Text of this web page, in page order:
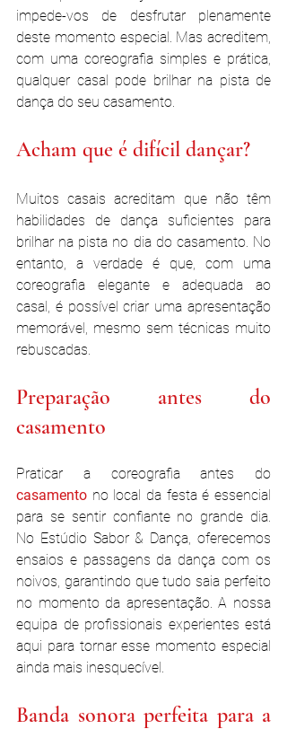
impede-vos de desfrutar plenamente
deste momento especial. Mas acreditem,
com uma coreografia simples e prática,
qualquer casal pode brilhar na pista de
dança do seu casamento.
Acham que é difícil dançar?
Muitos casais acreditam que não têm
habilidades de dança suficientes para
brilhar na pista no dia do casamento. No
entanto, a verdade é que, com uma
coreografia elegante e adequada ao
casal, é possível criar uma apresentação
memorável, mesmo sem técnicas muito
rebuscadas.
Preparação antes do
casamento
Praticar a coreografia antes do
casamento no local da festa é essencial
para se sentir confiante no grande dia.
No Estúdio Sabor & Dança, oferecemos
ensaios e passagens da dança com os
noivos, garantindo que tudo saia perfeito
no momento da apresentação. A nossa
equipa de profissionais experientes está
aqui para tornar esse momento especial
ainda mais inesquecível.
Banda sonora perfeita para a